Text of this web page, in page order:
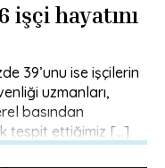
işçi hayatını
39’unu ise işçilerin
uzmanları,
basından
tespit ettiğimiz […]